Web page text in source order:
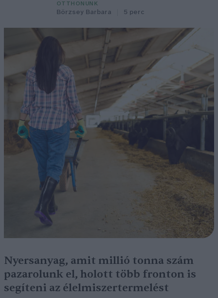
OTTHONUNK
Börzsey Barbara 5 perc
Nyersanyag, amit millió tonna szám
pazarolunk el, holott több fronton is
segíteni az élelmiszertermelést